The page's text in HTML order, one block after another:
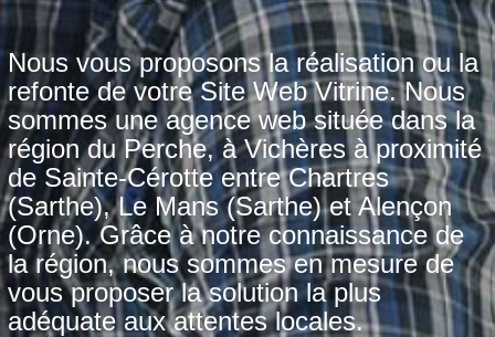
Nous vous proposons la réalisation ou la
refonte de votre Site Web Vitrine. Nous
sommes une agence web située dans la
région du Perche, à Vichères à proximité
de Sainte-Cérotte entre Chartres
(Sarthe), Le Mans (Sarthe) et Alençon
(Orne). Grâce à notre connaissance de
la région, nous sommes en mesure de
vous proposer la solution la plus
adéquate aux attentes locales.